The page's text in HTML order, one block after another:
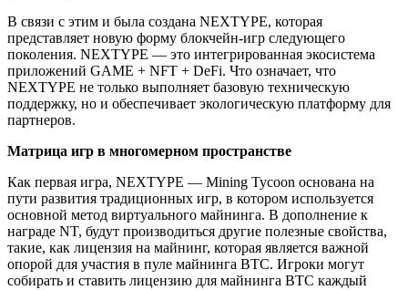
В связи с этим и была создана NEXTYPE, которая
представляет новую форму блокчейн-игр следующего
поколения. NEXTYPE — это интегрированная экосистема
приложений GAME + NFT + DeFi. Что означает, что
NEXTYPE не только выполняет базовую техническую
поддержку, но и обеспечивает экологическую платформу для
партнеров.
Матрица игр в многомерном пространстве
Как первая игра, NEXTYPE — Mining Tycoon основана на
пути развития традиционных игр, в котором используется
основной метод виртуального майнинга. В дополнение к
награде NT, будут производиться другие полезные свойства,
такие, как лицензия на майнинг, которая является важной
опорой для участия в пуле майнинга BTC. Игроки могут
собирать и ставить лицензию для майнинга BTC каждый